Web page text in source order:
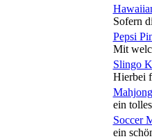
Sofern
Pepsi
Mit
Slingo
Hierbei
ein
Soccer
ein